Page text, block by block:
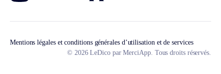
Mentions légales et conditions générales d’utilisation et de services
© 2026 LeDico par MerciApp. Tous droits réservés.